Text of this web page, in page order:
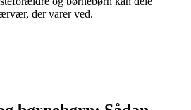
der varer ved.